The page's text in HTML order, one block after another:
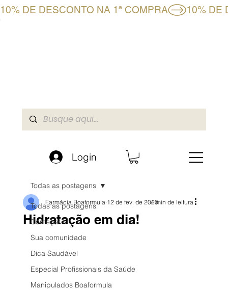
10% DE DESCONTO NA 1ª COMPRA
Login
Todas as postagens
Começar
Sua comunidade
Dica Saudável
Especial Profissionais da Saúde
Manipulados Boaformula
Todas as postagens
Hidratação em dia!
Farmácia Boaformula 12 de fev. de 20204 min de leitura